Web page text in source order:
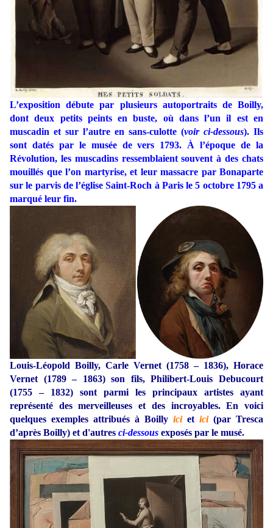
L’exposition débute par plusieurs autoportraits de Boilly,
dont deux petits peints en buste, où dans l’un il est en
muscadin et sur l’autre en sans-culotte (voir ci-dessous). Ils
sont datés par le musée de vers 1793. À l’époque de la
Révolution, les muscadins ressemblaient souvent à des chats
mouillés que l’on martyrise, et leur massacre par Bonaparte
sur le parvis de l’église Saint-Roch à Paris le 5 octobre 1795 a
marqué leur fin.
Louis-Léopold Boilly, Carle Vernet (1758 – 1836), Horace
Vernet (1789 – 1863) son fils, Philibert-Louis Debucourt
(1755 – 1832) sont parmi les principaux artistes ayant
représenté des merveilleuses et des incroyables. En voici
quelques exemples attribués à Boilly iciet ici(par Tresca
d’après Boilly) et d'autres ci-dessous exposés par le musé.